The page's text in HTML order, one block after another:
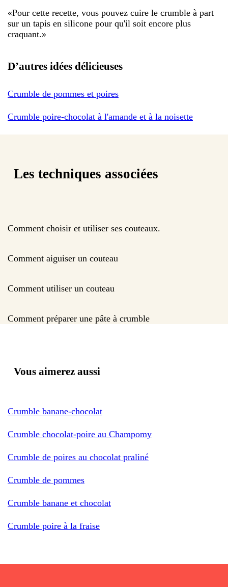
«Pour cette recette, vous pouvez cuire le crumble à part
sur un tapis en silicone pour qu'il soit encore plus
craquant.»
D’autres idées délicieuses
Crumble de pommes et poires
Crumble poire-chocolat à l'amande et à la noisette
Les techniques associées
Comment choisir et utiliser ses couteaux.
Comment aiguiser un couteau
Comment utiliser un couteau
Comment préparer une pâte à crumble
Vous aimerez aussi
Crumble banane-chocolat
Crumble chocolat-poire au Champomy
Crumble de poires au chocolat praliné
Crumble de pommes
Crumble banane et chocolat
Crumble poire à la fraise